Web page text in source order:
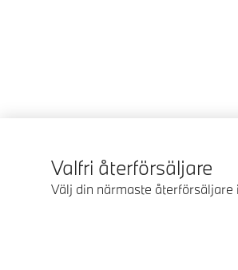
Valfri återförsäljare
Välj din närmaste återförsäljare